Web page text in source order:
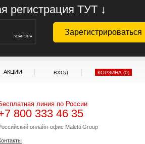
регистрация ТУТ ↓
АКЦИИ ВХОД | КОРЗИНА (0)
линия по России
800 333 46 35
онлайн-офис Maletti Group